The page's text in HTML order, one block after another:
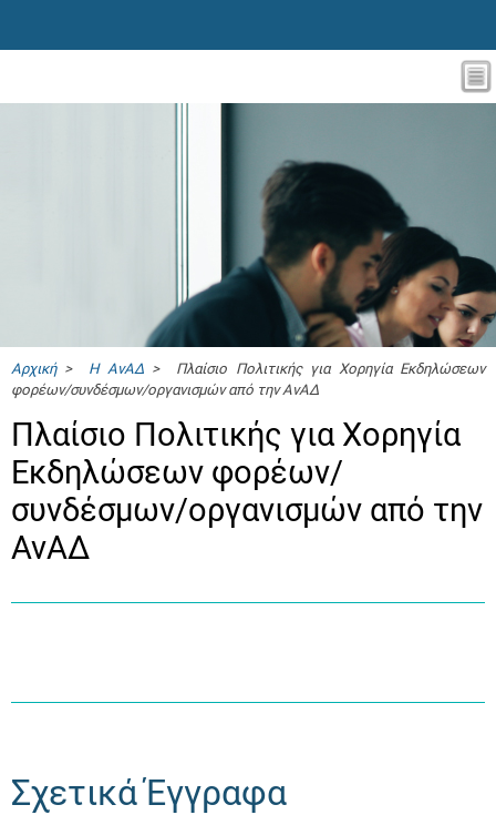
Αρχική> Η ΑνΑΔ> Πλαίσιο Πολιτικής για Χορηγία Εκδηλώσεων
φορέων/συνδέσμων/οργανισμών από την ΑνΑΔ
Πλαίσιο Πολιτικής για Χορηγία
Εκδηλώσεων φορέων/
συνδέσμων/οργανισμών από την
ΑνΑΔ
Σχετικά Έγγραφα